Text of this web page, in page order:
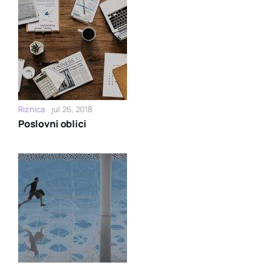
Riznica jul 26, 2018
Poslovni oblici